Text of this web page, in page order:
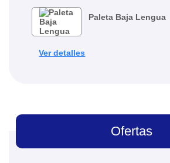
Paleta Baja Lengua
Ver detalles
Ofertas